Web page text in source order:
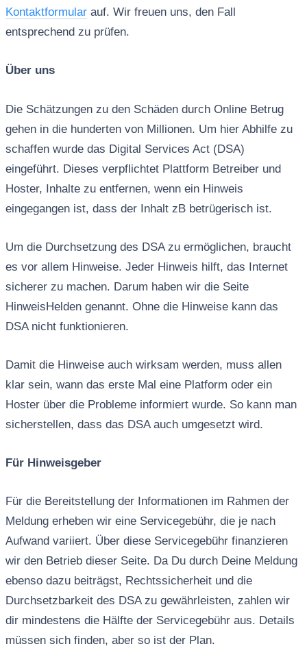
Kontaktformularauf. Wir freuen uns, den Fall
entsprechend zu prüfen.
Über uns
Die Schätzungen zu den Schäden durch Online Betrug
gehen in die hunderten von Millionen. Um hier Abhilfe zu
schaffen wurde das Digital Services Act (DSA)
eingeführt. Dieses verpflichtet Plattform Betreiber und
Hoster, Inhalte zu entfernen, wenn ein Hinweis
eingegangen ist, dass der Inhalt zB betrügerisch ist.
Um die Durchsetzung des DSA zu ermöglichen, braucht
es vor allem Hinweise. Jeder Hinweis hilft, das Internet
sicherer zu machen. Darum haben wir die Seite
HinweisHelden genannt. Ohne die Hinweise kann das
DSA nicht funktionieren.
Damit die Hinweise auch wirksam werden, muss allen
klar sein, wann das erste Mal eine Platform oder ein
Hoster über die Probleme informiert wurde. So kann man
sicherstellen, dass das DSA auch umgesetzt wird.
Für Hinweisgeber
Für die Bereitstellung der Informationen im Rahmen der
Meldung erheben wir eine Servicegebühr, die je nach
Aufwand variiert. Über diese Servicegebühr finanzieren
wir den Betrieb dieser Seite. Da Du durch Deine Meldung
ebenso dazu beiträgst, Rechtssicherheit und die
Durchsetzbarkeit des DSA zu gewährleisten, zahlen wir
dir mindestens die Hälfte der Servicegebühr aus. Details
müssen sich finden, aber so ist der Plan.